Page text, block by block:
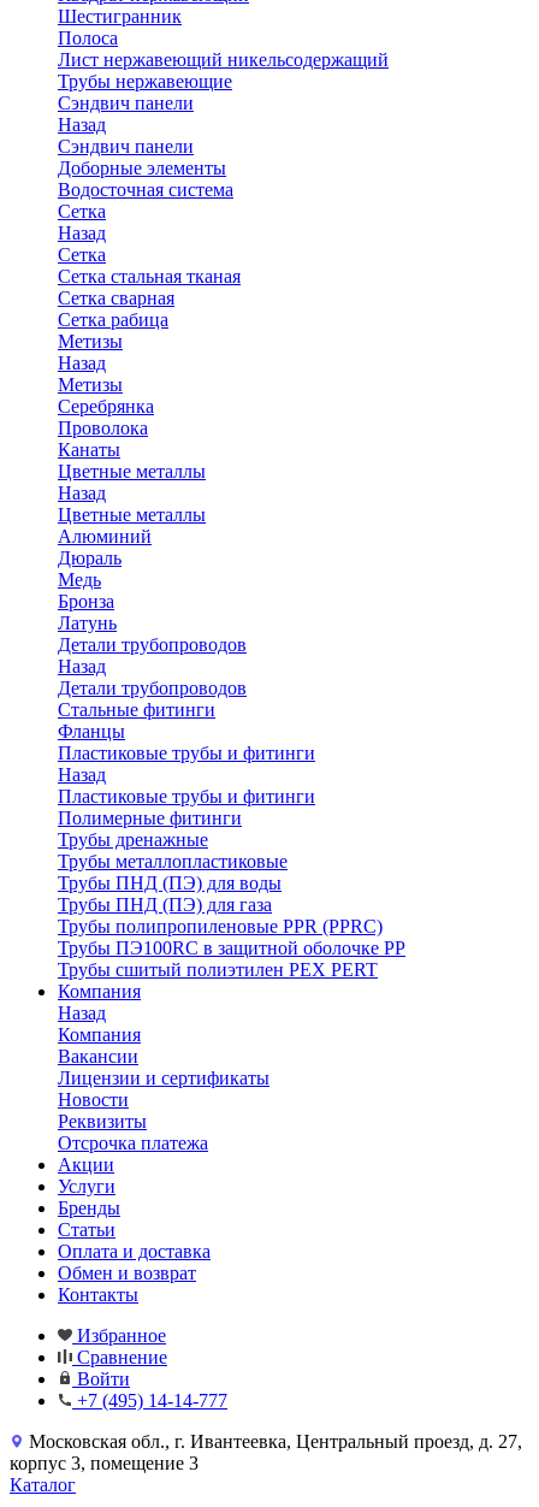
Шестигранник
Полоса
Лист нержавеющий никельсодержащий
Трубы нержавеющие
Сэндвич панели
Назад
Сэндвич панели
Доборные элементы
Водосточная система
Сетка
Назад
Сетка
Сетка стальная тканая
Сетка сварная
Сетка рабица
Метизы
Назад
Метизы
Серебрянка
Проволока
Канаты
Цветные металлы
Назад
Цветные металлы
Алюминий
Дюраль
Медь
Бронза
Латунь
Детали трубопроводов
Назад
Детали трубопроводов
Стальные фитинги
Фланцы
Пластиковые трубы и фитинги
Назад
Пластиковые трубы и фитинги
Полимерные фитинги
Трубы дренажные
Трубы металлопластиковые
Трубы ПНД (ПЭ) для воды
Трубы ПНД (ПЭ) для газа
Трубы полипропиленовые PPR (PPRC)
Трубы ПЭ100RC в защитной оболочке PP
Трубы сшитый полиэтилен PEX PERT
Компания
Назад
Компания
Вакансии
Лицензии и сертификаты
Новости
Реквизиты
Отсрочка платежа
Акции
Услуги
Бренды
Статьи
Оплата и доставка
Обмен и возврат
Контакты
Избранное
Сравнение
Войти
+7 (495) 14-14-777
Московская обл., г. Ивантеевка, Центральный проезд, д. 27,
корпус 3, помещение 3
Каталог